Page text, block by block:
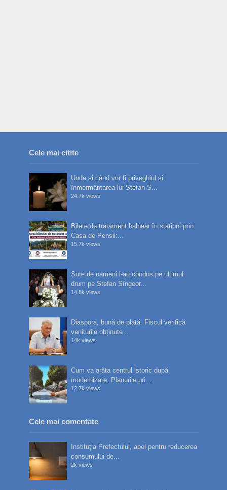
Cele mai citite
Unde și când vor fi priveghiul și
înmormântarea lui Ștefan S...
24.7k views
Bilete de tratament balnear în stațiuni prin
Casa de Pensii:...
15.7k views
Sute de oameni l-au condus pe ultimul
drum pe Ștefan Sîngeor...
14.8k views
Diaspora, bună de plată. Fiscul verifică
veniturile obținute...
14k views
Cum va arăta centrul istoric după
modernizare. Planurile pri...
12.7k views
Cele mai comentate
Instituția Prefectului, apel pentru reducerea
consumului de...
2k views